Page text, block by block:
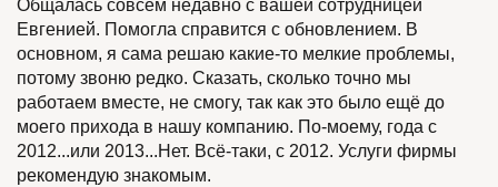
Общалась совсем недавно с вашей сотрудницей
Евгенией. Помогла справится с обновлением. В
основном, я сама решаю какие-то мелкие проблемы,
потому звоню редко. Сказать, сколько точно мы
работаем вместе, не смогу, так как это было ещё до
моего прихода в нашу компанию. По-моему, года с
2012...или 2013...Нет. Всё-таки, с 2012. Услуги фирмы
рекомендую знакомым.